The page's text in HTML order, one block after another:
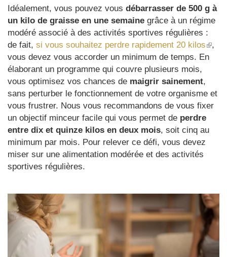
Idéalement, vous pouvez vous débarrasser de 500 g à
un kilo de graisse en une semaine grâce à un régime
modéré associé à des activités sportives régulières :
de fait, si vous souhaitez perdre rapidement 20 kilos(le
lien
,
vous devez vous accorder un minimum de temps. En
élaborant un programme qui couvre plusieurs mois,
vous optimisez vos chances de maigrir sainement,
sans perturber le fonctionnement de votre organisme et
vous frustrer. Nous vous recommandons de vous fixer
un objectif minceur facile qui vous permet de perdre
entre dix et quinze kilos en deux mois, soit cinq au
minimum par mois. Pour relever ce défi, vous devez
miser sur une alimentation modérée et des activités
sportives régulières.